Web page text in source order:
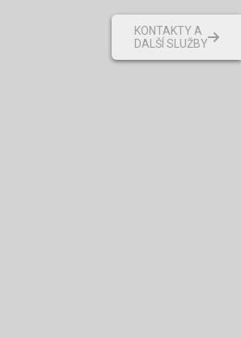
KONTAKTY A
DALŠÍ SLUŽBY